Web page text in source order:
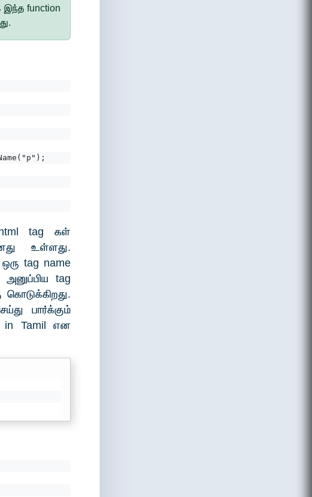
இந்த function
tag கள்
உள்ளது.
tag name
tag
பார்க்கும்
in Tamil என